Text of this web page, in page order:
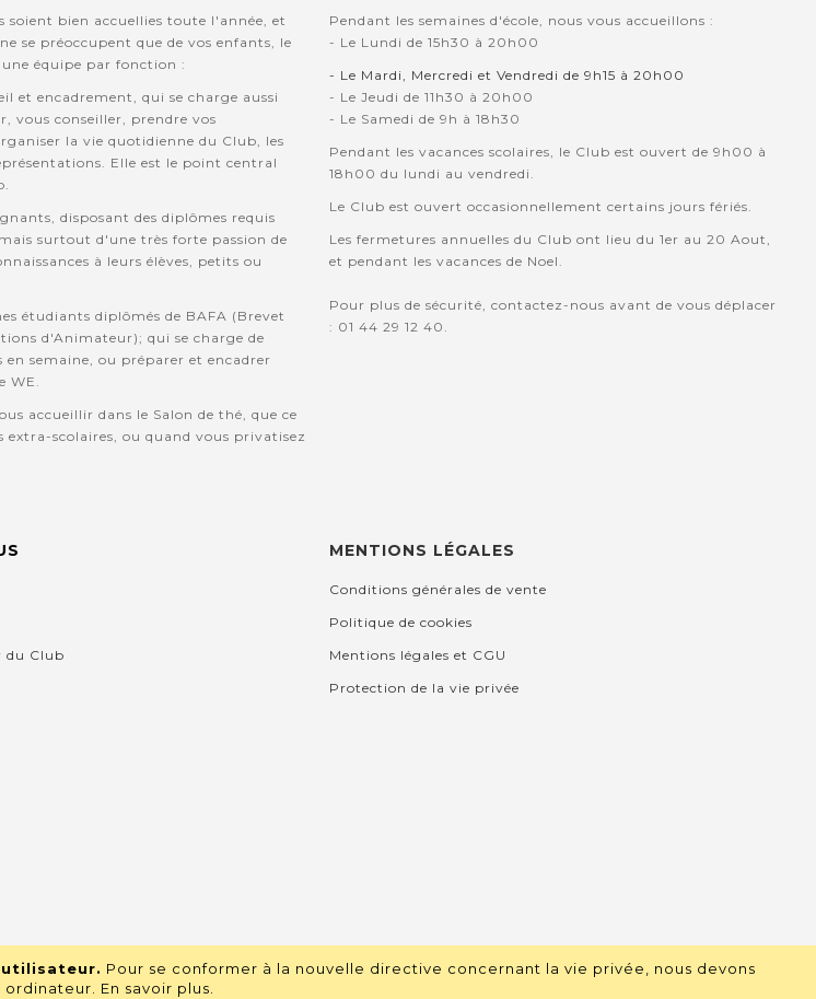
Pour se conformer à la nouvelle directive concernant la vie privée, nous devons
En savoir plus
soient bien accuellies toute l'année, et
se préoccupent que de vos enfants, le
équipe par fonction :
et encadrement, qui se charge aussi
vous conseiller, prendre vos
la vie quotidienne du Club, les
Elle est le point central
disposant des diplômes requis
surtout d'une très forte passion de
à leurs élèves, petits ou
étudiants diplômés de BAFA (Brevet
d'Animateur); qui se charge de
en semaine, ou préparer et encadrer
WE.
accueillir dans le Salon de thé, que ce
extra-scolaires, ou quand vous privatisez
Pendant les semaines d'école, nous vous accueillons :
- Le Lundi de 15h30 à 20h00
- Le Mardi, Mercredi et Vendredi de 9h15 à 20h00
- Le Jeudi de 11h30 à 20h00
- Le Samedi de 9h à 18h30
Pendant les vacances scolaires, le Club est ouvert de 9h00 à
18h00 du lundi au vendredi.
Le Club est ouvert occasionnellement certains jours fériés.
Les fermetures annuelles du Club ont lieu du 1er au 20 Aout,
et pendant les vacances de Noel.
Pour plus de sécurité, contactez-nous avant de vous déplacer
: 01 44 29 12 40.
du Club
MENTIONS LÉGALES
Conditions générales de vente
Politique de cookies
Mentions légales et CGU
Protection de la vie privée